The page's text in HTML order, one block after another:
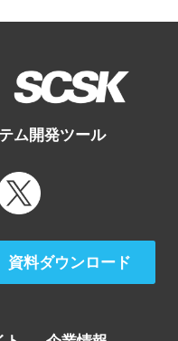
ム開発ツール
資料ダウンロード